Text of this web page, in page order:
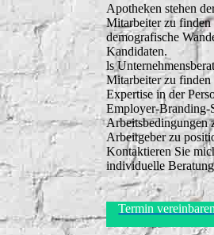
Apotheken stehen
Mitarbeiter zu finden
demografische
Kandidaten.
ls
Mitarbeiter zu
Expertise in der
Employer-Branding-
Arbeitsbedingungen
Arbeitgeber zu
Kontaktieren Sie
individuelle
Termin vereinbaren